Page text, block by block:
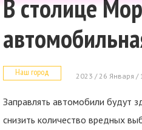
В столице
Наш город 2023 / 26 Января /
Заправлять автомобили будут
снизить количество вредных